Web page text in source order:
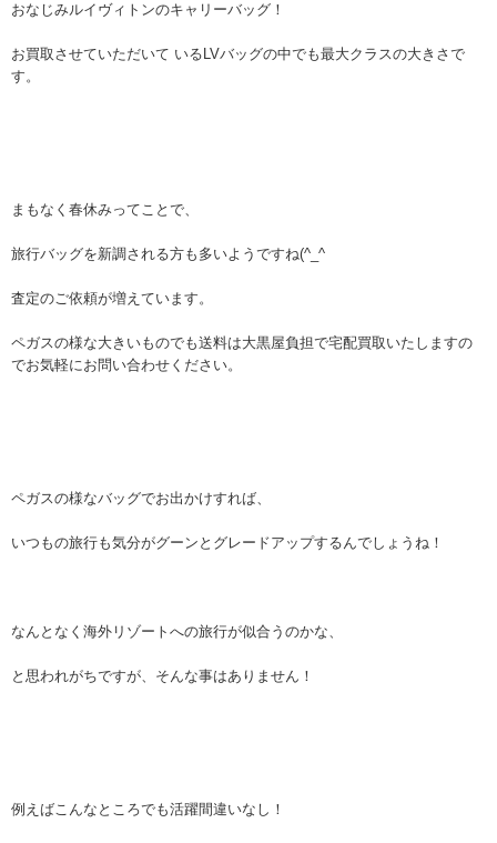
おなじみルイヴィトンのキャリーバッグ！
お買取させていただいて いるLVバッグの中でも最大クラスの大きさで
す。
まもなく春休みってことで、
旅行バッグを新調される方も多いようですね(^_^
査定のご依頼が増えています。
ペガスの様な大きいものでも送料は大黒屋負担で宅配買取いたしますの
でお気軽にお問い合わせください。
ペガスの様なバッグでお出かけすれば、
いつもの旅行も気分がグーンとグレードアップするんでしょうね！
なんとなく海外リゾートへの旅行が似合うのかな、
と思われがちですが、そんな事はありません！
例えばこんなところでも活躍間違いなし！